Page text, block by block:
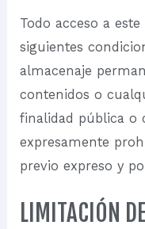
Todo acceso a
siguientes
almacenaje
contenidos o
finalidad pública o
expresamente
previo expreso y
LIMITACIÓN